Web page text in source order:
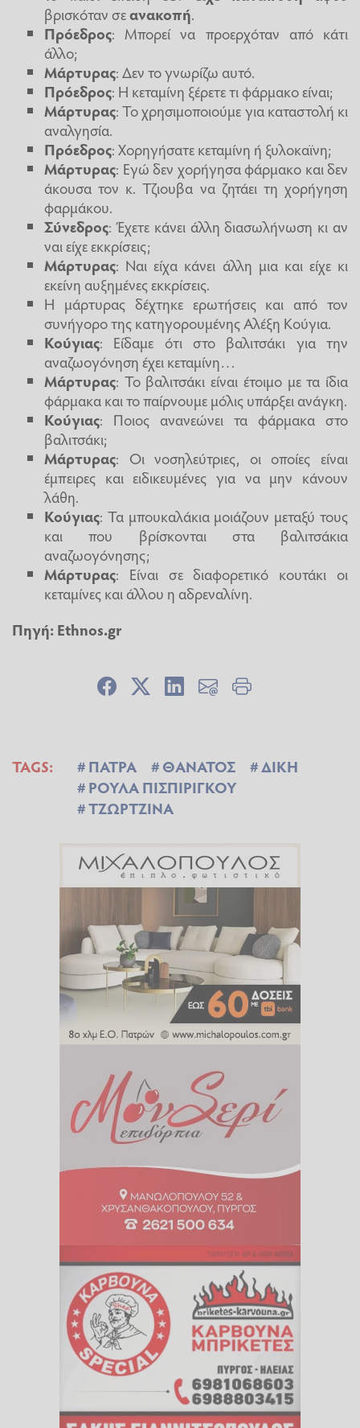
βρισκόταν σεανακοπή.
Πρόεδρος: Μπορεί να προερχόταν από κάτι
άλλο;
Μάρτυρας: Δεν το γνωρίζω αυτό.
Πρόεδρος: Η κεταμίνη ξέρετε τι φάρμακο είναι;
Μάρτυρας: Το χρησιμοποιούμε για καταστολή κι
αναλγησία.
Πρόεδρος: Χορηγήσατε κεταμίνη ή ξυλοκαϊνη;
Μάρτυρας: Εγώ δεν χορήγησα φάρμακο και δεν
άκουσα τον κ. Τζιουβα να ζητάει τη χορήγηση
φαρμάκου.
Σύνεδρος: Έχετε κάνει άλλη διασωλήνωση κι αν
ναι είχε εκκρίσεις;
Μάρτυρας: Ναι είχα κάνει άλλη μια και είχε κι
εκείνη αυξημένες εκκρίσεις.
Η μάρτυρας δέχτηκε ερωτήσεις και από τον
συνήγορο της κατηγορουμένης Αλέξη Κούγια.
Κούγιας: Είδαμε ότι στο βαλιτσάκι για την
αναζωογόνηση έχει κεταμίνη…
Μάρτυρας: Το βαλιτσάκι είναι έτοιμο με τα ίδια
φάρμακα και το παίρνουμε μόλις υπάρξει ανάγκη.
Κούγιας: Ποιος ανανεώνει τα φάρμακα στο
βαλιτσάκι;
Μάρτυρας: Οι νοσηλεύτριες, οι οποίες είναι
έμπειρες και ειδικευμένες για να μην κάνουν
λάθη.
Κούγιας: Τα μπουκαλάκια μοιάζουν μεταξύ τους
και που βρίσκονται στα βαλιτσάκια
αναζωογόνησης;
Μάρτυρας: Είναι σε διαφορετικό κουτάκι οι
κεταμίνες και άλλου η αδρεναλίνη.
Πηγή: Ethnos.gr
TAGS: ΠΑΤΡΑ ΘΑΝΑΤΟΣ
ΔΙΚΗ
ΡΟΥΛΑ ΠΙΣΠΙΡΙΓΚΟΥ
ΤΖΩΡΤΖΙΝΑ